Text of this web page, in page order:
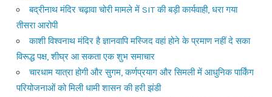
बद्रीनाथ मंदिर चढ़ावा चोरी मामले में SIT की बड़ी कार्यवाही, धरा गया
तीसरा आरोपी
काशी विश्वनाथ मंदिर है ज्ञानवापि मस्जिद वहां होने के प्रमाण नहीं दे सका
विरूद्ध पक्ष, शीघ्र आ सकता एक शुभ समाचार
चारधाम यात्रा होगी और सुगम, कर्णप्रयाग और सिमली में आधुनिक पार्किंग
परियोजनाओं को मिली धामी शासन की हरी झंडी